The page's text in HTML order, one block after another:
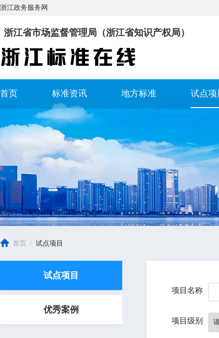
浙江政务服务网
浙江省市场监督管理局（浙江省知识产权局）
首页 标准资讯 地方标准 试点项
首页 / 试点项目
试点项目
优秀案例
项目名称
项目级别